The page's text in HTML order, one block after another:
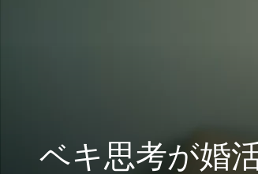
ベキ思考が婚